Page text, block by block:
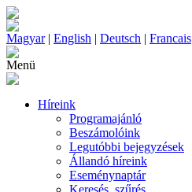
Magyar| English | Deutsch | Francais
Menü
Híreink
Programajánló
Beszámolóink
Legutóbbi bejegyzések
Állandó híreink
Eseménynaptár
Keresés, szűrés